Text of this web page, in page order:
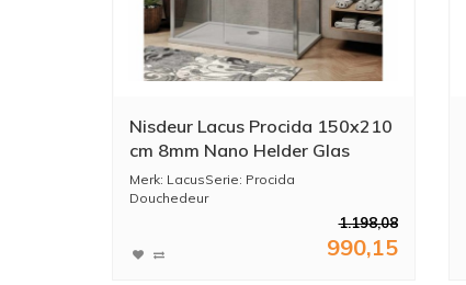
Nisdeur Lacus Procida 150x210
cm 8mm Nano Helder Glas
Merk: LacusSerie: Procida
Douchedeur
1.198,08
990,15